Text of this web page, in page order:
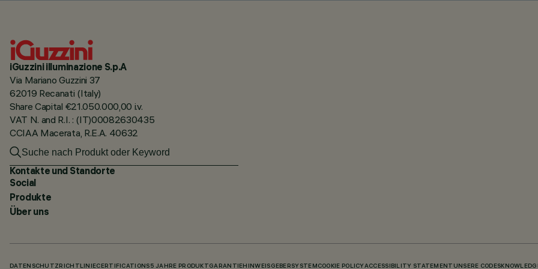
iGuzzini illuminazione S.p.A
Via Mariano Guzzini 37
62019 Recanati (Italy)
Share Capital €21.050.000,00 i.v.
VAT N. and R.I. : (IT)00082630435
CCIAA Macerata, R.E.A. 40632
Kontakte und Standorte
Social
Produkte
Über uns
DATENSCHUTZRICHTLINIECERTIFICATIONS 5 JAHRE PRODUKTGARANTIE HINWEISGEBERSYSTEM COOKIE POLICY ACCESSIBILITY STATEMENT UNSERE CODES